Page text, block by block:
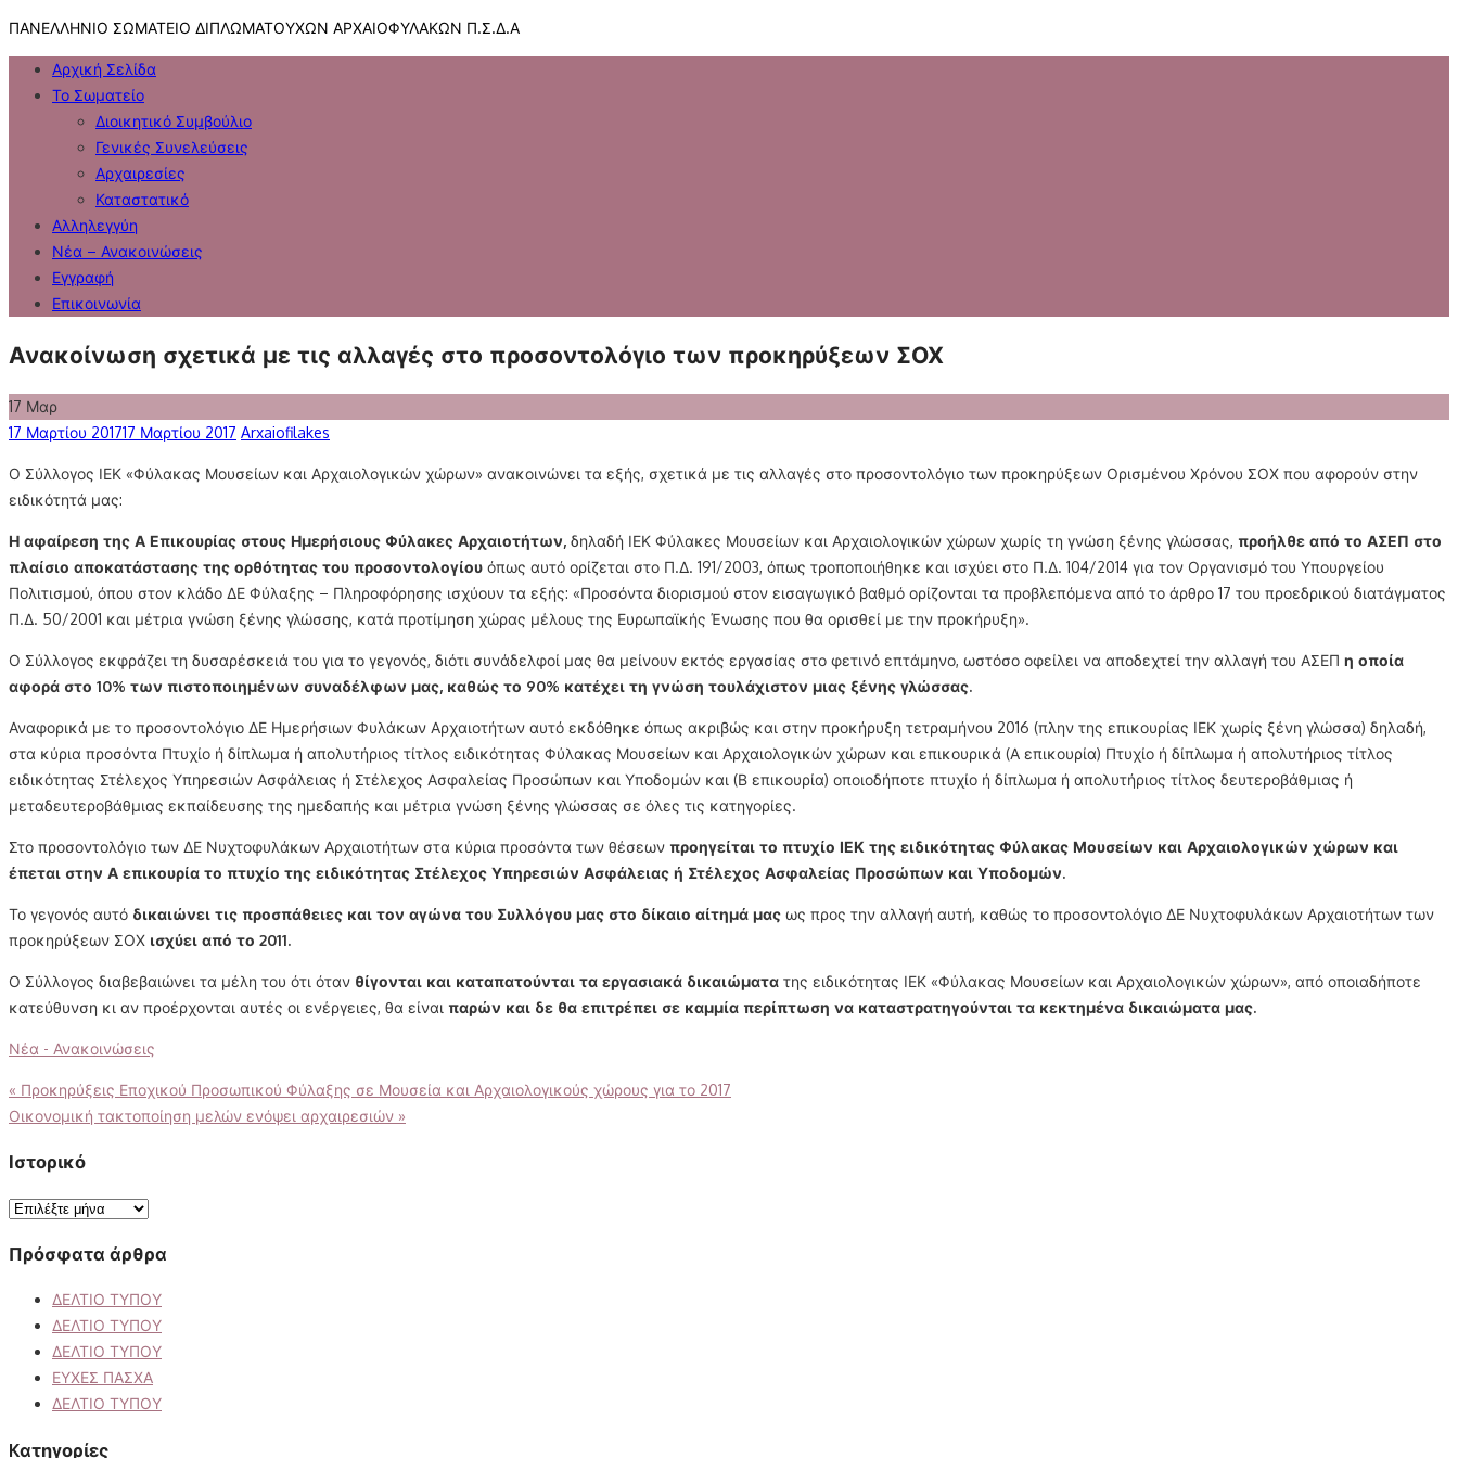
Skip
to
content
ΠΑΝΕΛΛΗΝΙΟ ΣΩΜΑΤΕΙΟ ΔΙΠΛΩΜΑΤΟΥΧΩΝ ΑΡΧΑΙΟΦΥΛΑΚΩΝ Π.Σ.Δ.Α
Αρχική Σελίδα
Το Σωματείο
Διοικητικό Συμβούλιο
Γενικές Συνελεύσεις
Αρχαιρεσίες
Καταστατικό
Αλληλεγγύη
Νέα – Ανακοινώσεις
Εγγραφή
Επικοινωνία
Ανακοίνωση σχετικά με τις αλλαγές στο προσοντολόγιο των προκηρύξεων ΣΟΧ
17 Μαρ
Posted
17 Μαρτίου 201717 Μαρτίου 2017 Author
Arxaiofilakes
Ο Σύλλογος ΙΕΚ «Φύλακας Μουσείων και Αρχαιολογικών χώρων» ανακοινώνει τα εξής, σχετικά με τις αλλαγές στο προσοντολόγιο των προκηρύξεων Ορισμένου Χρόνου ΣΟΧ που αφορούν στην
ειδικότητά μας:
Η αφαίρεση της Α Επικουρίας στους Ημερήσιους Φύλακες Αρχαιοτήτων, δηλαδή ΙΕΚ Φύλακες Μουσείων και Αρχαιολογικών χώρων χωρίς τη γνώση ξένης γλώσσας, προήλθε από το ΑΣΕΠ στο
πλαίσιο αποκατάστασης της ορθότητας του προσοντολογίου όπως αυτό ορίζεται στο Π.Δ. 191/2003, όπως τροποποιήθηκε και ισχύει στο Π.Δ. 104/2014 για τον Οργανισμό του Υπουργείου
Πολιτισμού, όπου στον κλάδο ΔΕ Φύλαξης – Πληροφόρησης ισχύουν τα εξής: «Προσόντα διορισμού στον εισαγωγικό βαθμό ορίζονται τα προβλεπόμενα από το άρθρο 17 του προεδρικού διατάγματος
Π.Δ. 50/2001 και μέτρια γνώση ξένης γλώσσης, κατά προτίμηση χώρας μέλους της Ευρωπαϊκής Ένωσης που θα ορισθεί με την προκήρυξη».
Ο Σύλλογος εκφράζει τη δυσαρέσκειά του για το γεγονός, διότι συνάδελφοί μας θα μείνουν εκτός εργασίας στο φετινό επτάμηνο, ωστόσο οφείλει να αποδεχτεί την αλλαγή του ΑΣΕΠ η οποία
αφορά στο 10% των πιστοποιημένων συναδέλφων μας, καθώς το 90% κατέχει τη γνώση τουλάχιστον μιας ξένης γλώσσας.
Αναφορικά με το προσοντολόγιο ΔΕ Ημερήσιων Φυλάκων Αρχαιοτήτων αυτό εκδόθηκε όπως ακριβώς και στην προκήρυξη τετραμήνου 2016 (πλην της επικουρίας ΙΕΚ χωρίς ξένη γλώσσα) δηλαδή,
στα κύρια προσόντα Πτυχίο ή δίπλωμα ή απολυτήριος τίτλος ειδικότητας Φύλακας Μουσείων και Αρχαιολογικών χώρων και επικουρικά (Α επικουρία) Πτυχίο ή δίπλωμα ή απολυτήριος τίτλος
ειδικότητας Στέλεχος Υπηρεσιών Ασφάλειας ή Στέλεχος Ασφαλείας Προσώπων και Υποδομών και (Β επικουρία) οποιοδήποτε πτυχίο ή δίπλωμα ή απολυτήριος τίτλος δευτεροβάθμιας ή
μεταδευτεροβάθμιας εκπαίδευσης της ημεδαπής και μέτρια γνώση ξένης γλώσσας σε όλες τις κατηγορίες.
Στο προσοντολόγιο των ΔΕ Νυχτοφυλάκων Αρχαιοτήτων στα κύρια προσόντα των θέσεων προηγείται το πτυχίο ΙΕΚ της ειδικότητας Φύλακας Μουσείων και Αρχαιολογικών χώρων και
έπεται στην Α επικουρία το πτυχίο της ειδικότητας Στέλεχος Υπηρεσιών Ασφάλειας ή Στέλεχος Ασφαλείας Προσώπων και Υποδομών.
Το γεγονός αυτό δικαιώνει τις προσπάθειες και τον αγώνα του Συλλόγου μας στο δίκαιο αίτημά μας ως προς την αλλαγή αυτή, καθώς το προσοντολόγιο ΔΕ Νυχτοφυλάκων Αρχαιοτήτων των
προκηρύξεων ΣΟΧ ισχύει από το 2011.
Ο Σύλλογος διαβεβαιώνει τα μέλη του ότι όταν θίγονται και καταπατούνται τα εργασιακά δικαιώματα της ειδικότητας ΙΕΚ «Φύλακας Μουσείων και Αρχαιολογικών χώρων», από οποιαδήποτε
κατεύθυνση κι αν προέρχονται αυτές οι ενέργειες, θα είναι παρών και δε θα επιτρέπει σε καμμία περίπτωση να καταστρατηγούνται τα κεκτημένα δικαιώματα μας.
Νέα - Ανακοινώσεις
Πλοήγηση
άρθρων
« Προκηρύξεις Εποχικού Προσωπικού Φύλαξης σε Μουσεία και Αρχαιολογικούς χώρους για το 2017
Οικονομική τακτοποίηση μελών ενόψει αρχαιρεσιών »
Ιστορικό
Ιστορικό
Πρόσφατα άρθρα
ΔΕΛΤΙΟ ΤΥΠΟΥ
ΔΕΛΤΙΟ ΤΥΠΟΥ
ΔΕΛΤΙΟ ΤΥΠΟΥ
ΕΥΧΕΣ ΠΑΣΧΑ
ΔΕΛΤΙΟ ΤΥΠΟΥ
Kατηγορίες